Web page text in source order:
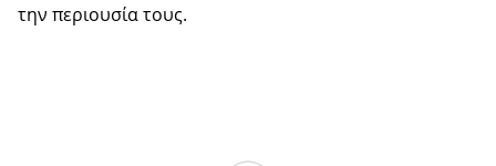
την περιουσία τους.